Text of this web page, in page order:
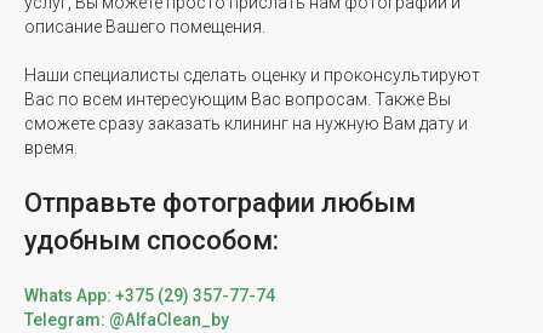
описание Вашего помещения.
Наши специалисты сделать оценку и проконсультируют
Вас по всем интересующим Вас вопросам. Также Вы
сможете сразу заказать клининг на нужную Вам дату и
время.
Отправьте фотографии любым
удобным способом:
Whats App: +375 (29) 357-77-74
Telegram: @AlfaClean_by